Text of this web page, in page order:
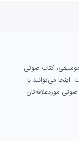
کتاب صوتی
می‌توانید با
موردعلاقه‌تان